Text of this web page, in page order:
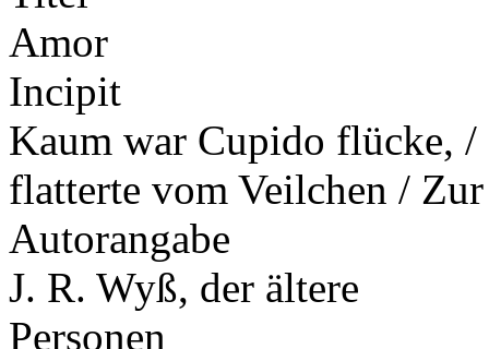
Amor
Incipit
Kaum war Cupido flücke,
flatterte vom Veilchen /
Autorangabe
J. R. Wyß, der ältere
Personen